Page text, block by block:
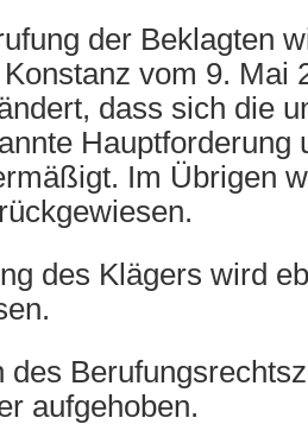
der Beklagten
vom 9. Mai
dass sich die
Hauptforderung
Im Übrigen
des Klägers wird
des
aufgehoben.